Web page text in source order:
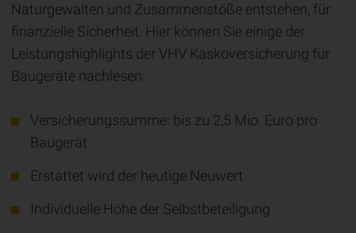
Naturgewalten und Zusammenstöße entstehen, für
finanzielle Sicherheit. Hier können Sie einige der
Leistungshighlights der VHV Kaskoversicherung für
Baugeräte nachlesen:
Versicherungssumme: bis zu 2,5 Mio. Euro pro
Baugerät
Erstattet wird der heutige Neuwert
Individuelle Höhe der Selbstbeteiligung